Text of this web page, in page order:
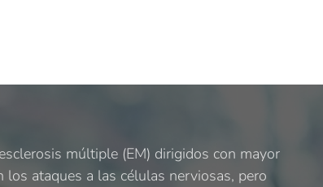
múltiple (EM) dirigidos con mayor
ataques a las células nerviosas, pero